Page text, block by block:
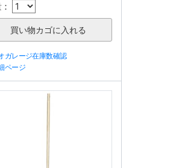
ガレージ在庫数確認
ページ